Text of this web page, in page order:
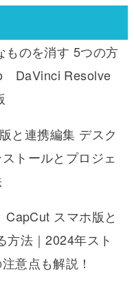
ものを消す 5つの方
DaVinci Resolve
と連携編集 デスク
トールとプロジェ
CapCut スマホ版と
方法｜2024年スト
意点も解説！